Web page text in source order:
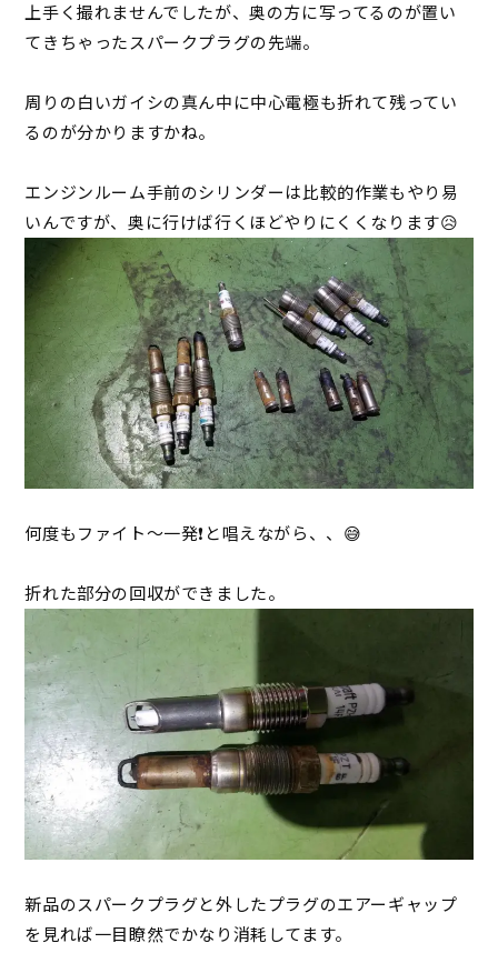
上手く撮れませんでしたが、奥の方に写ってるのが置い
てきちゃったスパークプラグの先端。
周りの白いガイシの真ん中に中心電極も折れて残ってい
るのが分かりますかね。
エンジンルーム手前のシリンダーは比較的作業もやり易
いんですが、奥に行けば行くほどやりにくくなります😥
何度もファイト～一発❗と唱えながら、、😅
折れた部分の回収ができました。
新品のスパークプラグと外したプラグのエアーギャップ
を見れば一目瞭然でかなり消耗してます。